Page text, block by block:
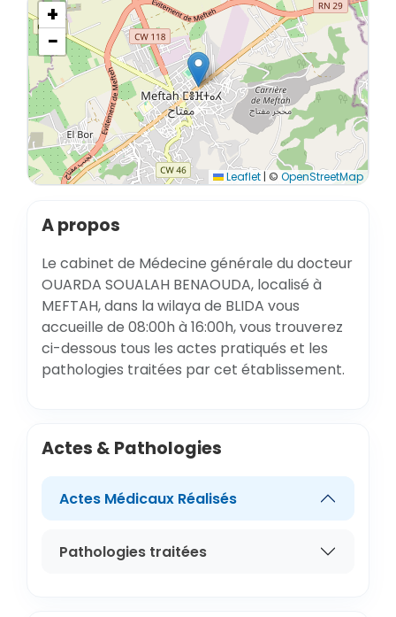
+
−
Leaflet | © OpenStreetMap
A propos
Le cabinet de Médecine générale du docteur
OUARDA SOUALAH BENAOUDA, localisé à
MEFTAH, dans la wilaya de BLIDA vous
accueille de 08:00h à 16:00h, vous trouverez
ci-dessous tous les actes pratiqués et les
pathologies traitées par cet établissement.
Actes & Pathologies
Actes Médicaux Réalisés
Pathologies traitées